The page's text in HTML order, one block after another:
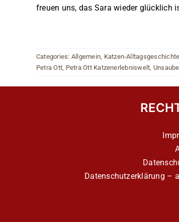
freuen uns, das Sara wieder glücklich
Categories: Allgemein, Katzen-
Petra Ott, Petra Ott Katzenerlebniswelt,
Datenschutzerklärung –